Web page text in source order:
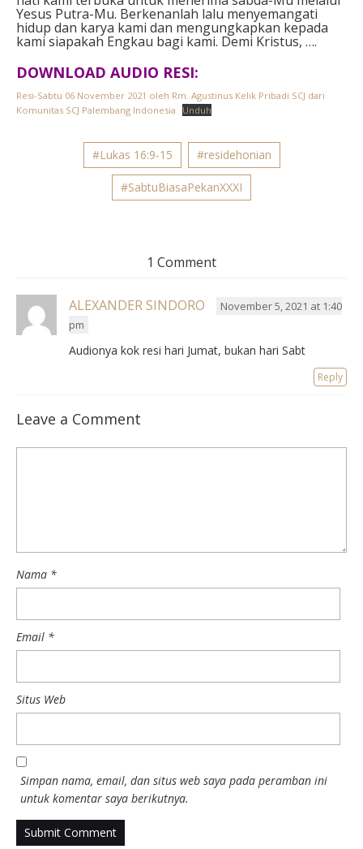
Yesus Putra-Mu. Berkenanlah lalu menyemangati
hidup dan karya kami dan mengungkapkan kepada
kami siapakah Engkau bagi kami. Demi Kristus, ….
DOWNLOAD AUDIO RESI:
Resi-Sabtu 06 November 2021 oleh Rm. Agustinus Kelik Pribadi SCJ dari
Komunitas SCJ Palembang Indonesia
Unduh
#Lukas 16:9-15 #residehonian
#SabtuBiasaPekanXXXI
1 Comment
ALEXANDER SINDORO
November 5, 2021 at 1:40
pm
Audionya kok resi hari Jumat, bukan hari Sabt
Reply
Leave a Comment
Nama *
Email *
Situs Web
Simpan nama, email, dan situs web saya pada peramban ini
untuk komentar saya berikutnya.